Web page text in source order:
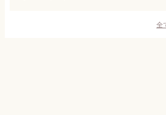
全